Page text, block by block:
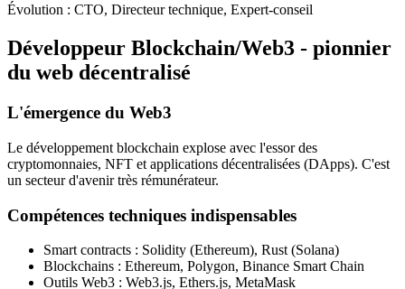
Évolution : CTO, Directeur technique, Expert-conseil
Développeur Blockchain/Web3 - pionnier
du web décentralisé
L'émergence du Web3
Le développement blockchain explose avec l'essor des
cryptomonnaies, NFT et applications décentralisées (DApps). C'est
un secteur d'avenir très rémunérateur.
Compétences techniques indispensables
Smart contracts : Solidity (Ethereum), Rust (Solana)
Blockchains : Ethereum, Polygon, Binance Smart Chain
Outils Web3 : Web3.js, Ethers.js, MetaMask